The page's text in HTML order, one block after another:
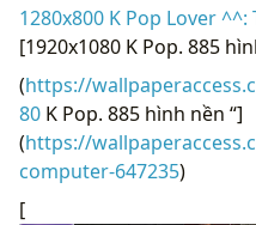
1280x800 K Pop Lover ^^:
[1920x1080 K Pop. 885
(https://
80 K Pop. 885 hình nền “]
(https://
computer-647235)
[